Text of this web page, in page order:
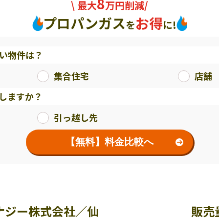
\ 最大 万円削減/
プロパンガスをお得に!
物件は？
集合住宅
店舗
ますか？
引っ越し先
【無料】料金比較へ
ー株式会社／仙
販売